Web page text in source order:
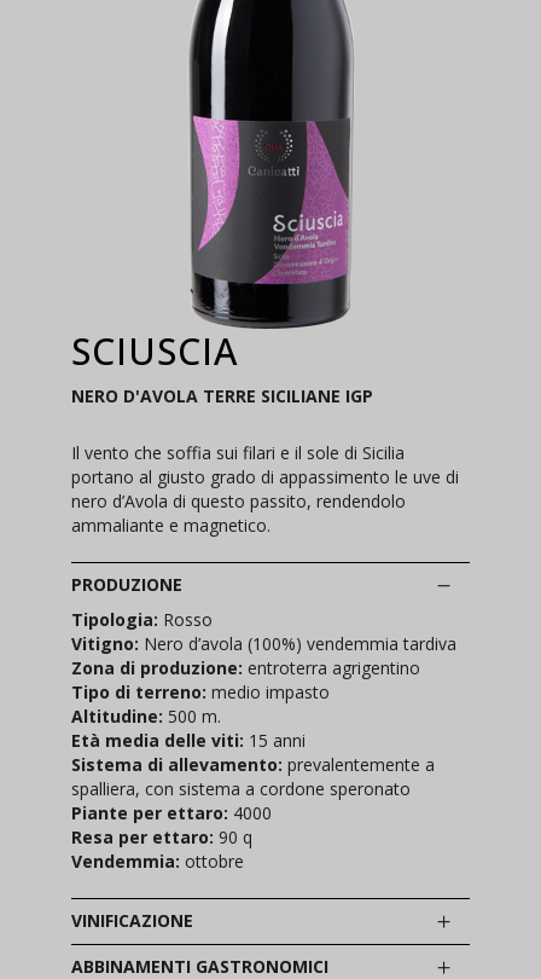
SCIUSCIA
NERO D'AVOLA TERRE SICILIANE IGP
Il vento che soffia sui filari e il sole di Sicilia
portano al giusto grado di appassimento le uve di
nero d’Avola di questo passito, rendendolo
ammaliante e magnetico.
PRODUZIONE
Tipologia: Rosso
Vitigno: Nero d’avola (100%) vendemmia tardiva
Zona di produzione: entroterra agrigentino
Tipo di terreno: medio impasto
Altitudine: 500 m.
Età media delle viti: 15 anni
Sistema di allevamento: prevalentemente a
spalliera, con sistema a cordone speronato
Piante per ettaro: 4000
Resa per ettaro: 90 q
Vendemmia: ottobre
VINIFICAZIONE
ABBINAMENTI GASTRONOMICI